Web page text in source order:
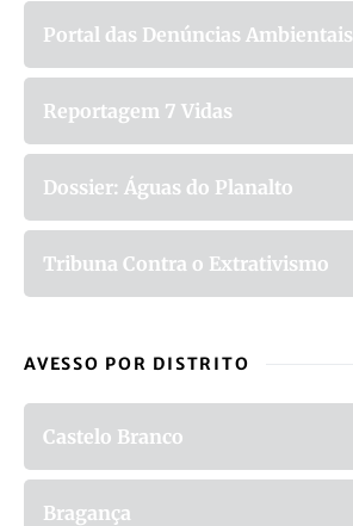
Portal das Denúncias Ambientais
Reportagem 7 Vidas
Dossier: Águas do Planalto
Tribuna Contra o Extrativismo
AVESSO POR DISTRITO
Castelo Branco
Bragança